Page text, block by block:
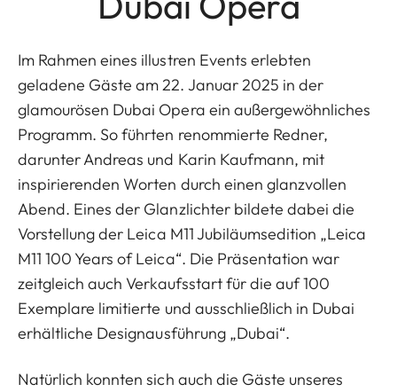
Im Rahmen eines illustren Events erlebten
geladene Gäste am 22. Januar 2025 in der
glamourösen Dubai Opera ein außergewöhnliches
Programm. So führten renommierte Redner,
darunter Andreas und Karin Kaufmann, mit
inspirierenden Worten durch einen glanzvollen
Abend. Eines der Glanzlichter bildete dabei die
Vorstellung der Leica M11 Jubiläumsedition „Leica
M11 100 Years of Leica“. Die Präsentation war
zeitgleich auch Verkaufsstart für die auf 100
Exemplare limitierte und ausschließlich in Dubai
erhältliche Designausführung „Dubai“.
Natürlich konnten sich auch die Gäste unseres